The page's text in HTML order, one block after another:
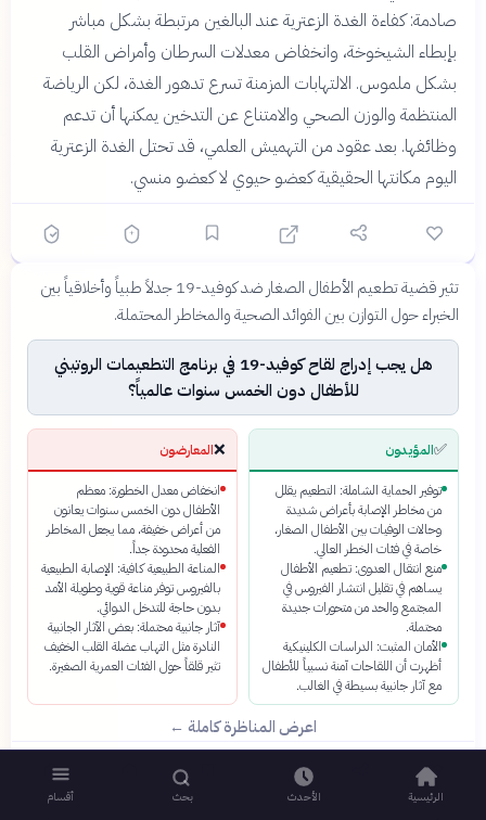
صادمة: كفاءة الغدة الزعترية عند البالغين مرتبطة بشكل مباشر
بإبطاء الشيخوخة، وانخفاض معدلات السرطان وأمراض القلب
بشكل ملموس. الالتهابات المزمنة تسرع تدهور الغدة، لكن الرياضة
المنتظمة والوزن الصحي والامتناع عن التدخين يمكنها أن تدعم
وظائفها. بعد عقود من التهميش العلمي، قد تحتل الغدة الزعترية
اليوم مكانتها الحقيقية كعضو حيوي لا كعضو منسي.
✅
المؤيدون
❌
المعارضون
عافية مناظرة قبل 3 أشهر
مناظرة: هل يجب تعميم اللقاحات المضادة لفيروس كورونا على الأطفال دون الخمس
سنوات؟
تثير قضية تطعيم الأطفال الصغار ضد كوفيد-19 جدلاً طبياً وأخلاقياً بين
الخبراء حول التوازن بين الفوائد الصحية والمخاطر المحتملة.
هل يجب إدراج لقاح كوفيد-19 في برنامج التطعيمات الروتيني
للأطفال دون الخمس سنوات عالمياً؟
✅المؤيدون
توفير الحماية الشاملة: التطعيم يقلل
من مخاطر الإصابة بأعراض شديدة
وحالات الوفيات بين الأطفال الصغار،
خاصة في فئات الخطر العالي.
منع انتقال العدوى: تطعيم الأطفال
يساهم في تقليل انتشار الفيروس في
المجتمع والحد من متحورات جديدة
محتملة.
الأمان المثبت: الدراسات الكلينيكية
أظهرت أن اللقاحات آمنة نسبياً للأطفال
مع آثار جانبية بسيطة في الغالب.
❌المعارضون
انخفاض معدل الخطورة: معظم
الأطفال دون الخمس سنوات يعانون
من أعراض خفيفة، مما يجعل المخاطر
الفعلية محدودة جداً.
المناعة الطبيعية كافية: الإصابة الطبيعية
بالفيروس توفر مناعة قوية وطويلة الأمد
بدون حاجة للتدخل الدوائي.
آثار جانبية محتملة: بعض الآثار الجانبية
النادرة مثل التهاب عضلة القلب الخفيف
تثير قلقاً حول الفئات العمرية الصغيرة.
اعرض المناظرة كاملة ←
الرئيسية الأحدث بحث أقسام